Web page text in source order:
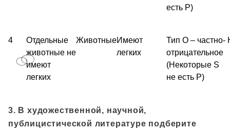
есть P)
4
Отдельные
животные не
имеют
легких
ЖивотныеИмеют
легких
Тип О – частно-
отрицательное
(Некоторые S
не есть P)
3. В художественной, научной,
публицистической литературе подберите